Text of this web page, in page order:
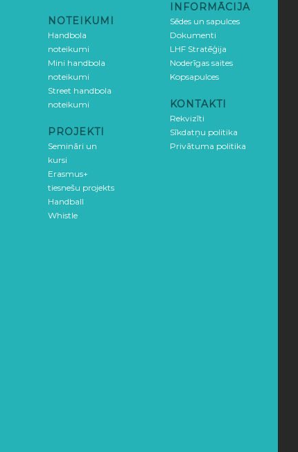
NOTEIKUMI
Handbola
noteikumi
Mini handbola
noteikumi
Street handbola
noteikumi
PROJEKTI
Semināri un
kursi
Erasmus+
tiesnešu projekts
Handball
Whistle
INFORMĀCIJA
Sēdes un sapulces
Dokumenti
LHF Stratēģija
Noderīgas saites
Kopsapulces
KONTAKTI
Rekvizīti
Sīkdatņu politika
Privātuma politika